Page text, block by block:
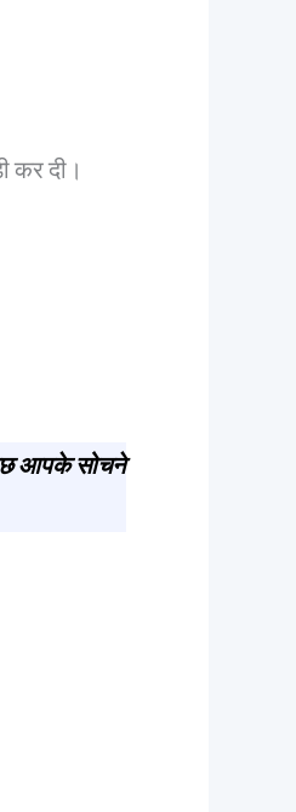
कर दी।
आपके सोचने